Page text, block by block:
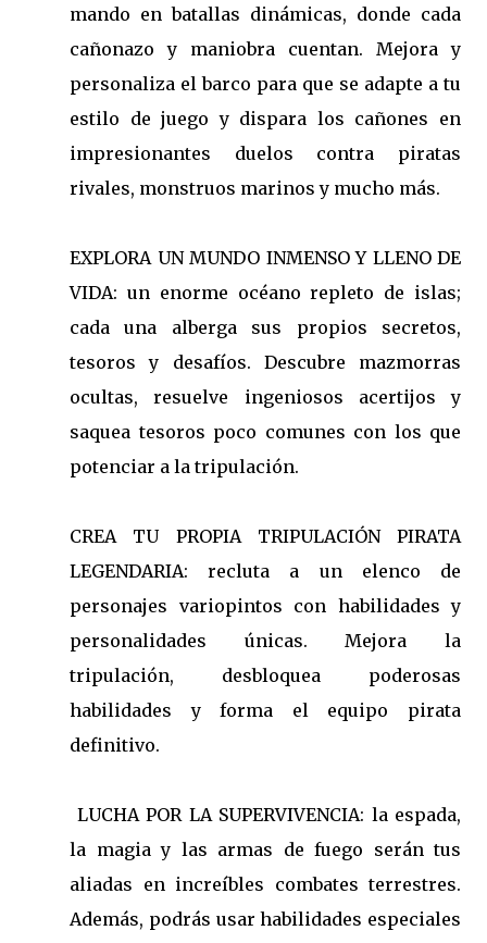
mando en batallas dinámicas, donde cada
cañonazo y maniobra cuentan. Mejora y
personaliza el barco para que se adapte a tu
estilo de juego y dispara los cañones en
impresionantes duelos contra piratas
rivales, monstruos marinos y mucho más.
EXPLORA UN MUNDO INMENSO Y LLENO DE
VIDA: un enorme océano repleto de islas;
cada una alberga sus propios secretos,
tesoros y desafíos. Descubre mazmorras
ocultas, resuelve ingeniosos acertijos y
saquea tesoros poco comunes con los que
potenciar a la tripulación.
CREA TU PROPIA TRIPULACIÓN PIRATA
LEGENDARIA: recluta a un elenco de
personajes variopintos con habilidades y
personalidades únicas. Mejora la
tripulación, desbloquea poderosas
habilidades y forma el equipo pirata
definitivo.
LUCHA POR LA SUPERVIVENCIA: la espada,
la magia y las armas de fuego serán tus
aliadas en increíbles combates terrestres.
Además, podrás usar habilidades especiales